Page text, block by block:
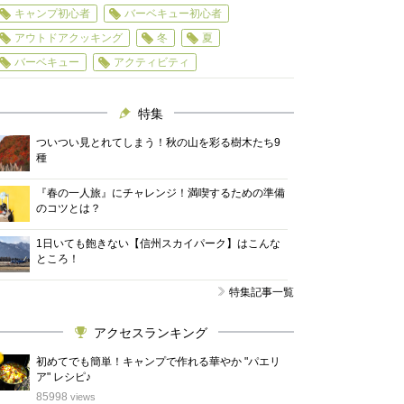
キャンプ初心者
バーベキュー初心者
アウトドアクッキング
冬
夏
バーベキュー
アクティビティ
特集
ついつい見とれてしまう！秋の山を彩る樹木たち9
種
『春の一人旅』にチャレンジ！満喫するための準備
のコツとは？
1日いても飽きない【信州スカイパーク】はこんな
ところ！
特集記事一覧
アクセスランキング
初めてでも簡単！キャンプで作れる華やか "パエリ
ア" レシピ♪
85998 views